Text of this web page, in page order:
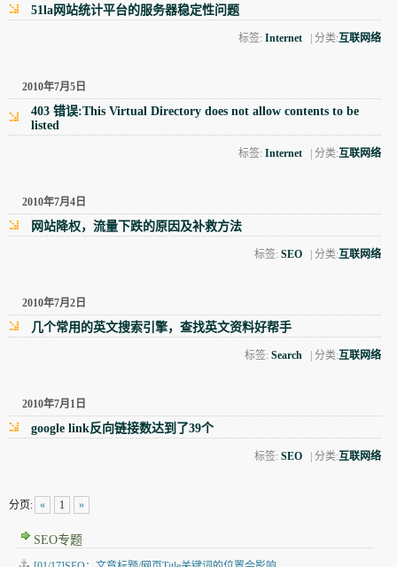
51la网站统计平台的服务器稳定性问题
标签:Internet | 分类:互联网络
2010年7月5日
403 错误:This Virtual Directory does not allow contents to be
listed
标签:Internet | 分类:互联网络
2010年7月4日
网站降权，流量下跌的原因及补救方法
标签:SEO | 分类:互联网络
2010年7月2日
几个常用的英文搜索引擎，查找英文资料好帮手
标签:Search | 分类:互联网络
2010年7月1日
google link反向链接数达到了39个
标签:SEO | 分类:互联网络
分页: « 1 »
SEO专题